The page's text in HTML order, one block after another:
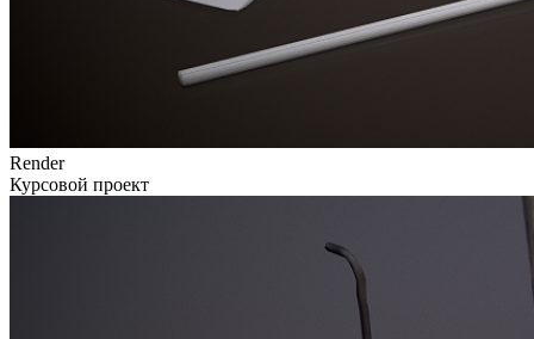
Render
Курсовой проект